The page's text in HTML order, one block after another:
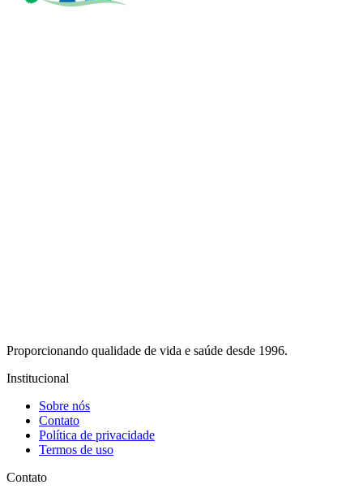
Proporcionando qualidade de vida e saúde desde 1996.
Institucional
Sobre nós
Contato
Política de privacidade
Termos de uso
Contato